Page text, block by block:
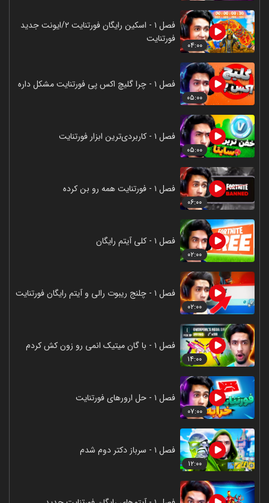
۰۴:۰۰
فصل ۱ - اسکین رایگان فورتنایت ۲/ایونت جدید
فورتنایت
۰۵:۰۰
فصل ۱ - چرا گلیچ اکس پی فورتنایت مشکل داره
۰۵:۰۰
فصل ۱ - کاربردی‌ترین ابزار فورتنایت
۰۶:۰۰
فصل ۱ - فورتنایت همه رو بن کرده
۰۲:۰۰
فصل ۱ - کلی آیتم رایگان
۰۲:۰۰
فصل ۱ - چلنج ریبوت رالی و آیتم رایگان فورتنایت
۱۴:۰۰
فصل ۱ - با گان میتیک انمی رو زون کش کردم
۰۷:۰۰
فصل ۱ - حل ارورهای فورتنایت
۱۲:۰۰
فصل ۱ - سرباز دکتر دوم شدم